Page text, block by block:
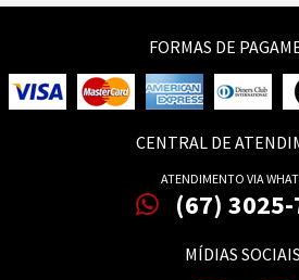
FORMAS DE
CENTRAL DE
ATENDIMENTO VIA
(67)
MÍDIAS SOCIAIS